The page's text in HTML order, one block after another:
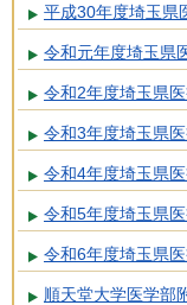
平成30年度埼玉県
令和元年度埼玉県
令和2年度埼玉県
令和3年度埼玉県
令和4年度埼玉県
令和5年度埼玉県
令和6年度埼玉県
順天堂大学医学部